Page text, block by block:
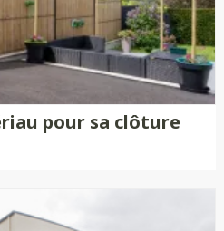
pour sa clôture